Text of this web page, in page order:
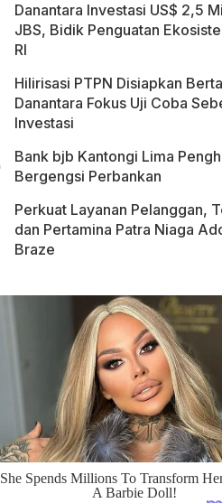
Danantara Investasi US$ 2,5
JBS, Bidik Penguatan
RI
Hilirisasi PTPN Disiapkan
Danantara Fokus Uji Coba
Investasi
Bank bjb Kantongi Lima
Bergengsi Perbankan
Perkuat Layanan Pelanggan,
dan Pertamina Patra Niaga
Braze